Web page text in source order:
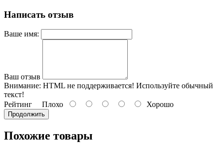
Написать отзыв
Ваше имя:
Ваш отзыв
Внимание: HTML не поддерживается! Используйте обычный
текст!
Рейтинг Плохо Хорошо
Продолжить
Похожие товары